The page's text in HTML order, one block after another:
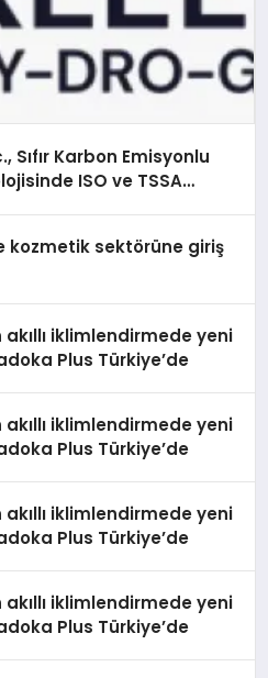
Sıfır Karbon Emisyonlu
ISO ve TSSA
kozmetik sektörüne giriş
akıllı iklimlendirmede yeni
Plus Türkiye’de
akıllı iklimlendirmede yeni
Plus Türkiye’de
akıllı iklimlendirmede yeni
Plus Türkiye’de
akıllı iklimlendirmede yeni
Plus Türkiye’de